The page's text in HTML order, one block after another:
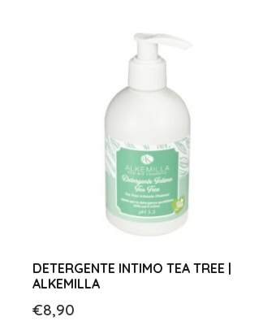
DETERGENTE INTIMO TEA TREE |
ALKEMILLA
€8,90